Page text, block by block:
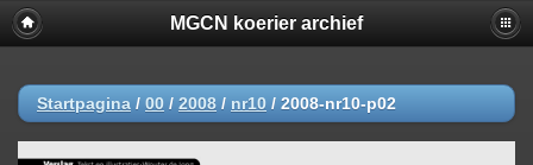
MGCN koerier archief
Startpagina / 00 / 2008 / nr10 / 2008-nr10-p02